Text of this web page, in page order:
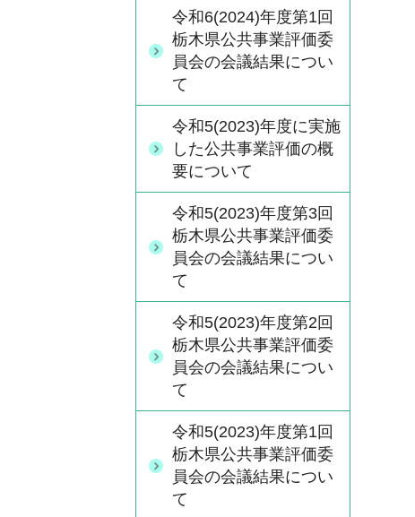
令和6(2024)年度第1回
栃木県公共事業評価委
員会の会議結果につい
て
令和5(2023)年度に実施
した公共事業評価の概
要について
令和5(2023)年度第3回
栃木県公共事業評価委
員会の会議結果につい
て
令和5(2023)年度第2回
栃木県公共事業評価委
員会の会議結果につい
て
令和5(2023)年度第1回
栃木県公共事業評価委
員会の会議結果につい
て